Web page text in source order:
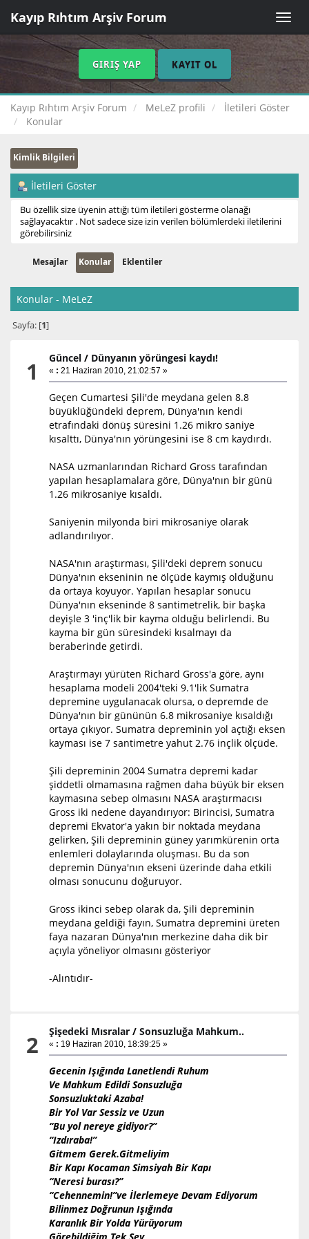
Toggle
Kayıp Rıhtım Arşiv Forum
GIRIŞ YAP KAYIT OL
Kayıp Rıhtım Arşiv Forum MeLeZ profili
İletileri Göster
Konular
Kimlik Bilgileri
İletileri Göster
Bu özellik size üyenin attığı tüm iletileri gösterme olanağı
sağlayacaktır . Not sadece size izin verilen bölümlerdeki iletilerini
görebilirsiniz
Mesajlar Konular Eklentiler
Konular - MeLeZ
Sayfa: [1]
1 Güncel / Dünyanın yörüngesi kaydı!
« : 21 Haziran 2010, 21:02:57 »
Geçen Cumartesi Şili'de meydana gelen 8.8
büyüklüğündeki deprem, Dünya'nın kendi
etrafındaki dönüş süresini 1.26 mikro saniye
kısalttı, Dünya'nın yörüngesini ise 8 cm kaydırdı.
NASA uzmanlarından Richard Gross tarafından
yapılan hesaplamalara göre, Dünya'nın bir günü
1.26 mikrosaniye kısaldı.
Saniyenin milyonda biri mikrosaniye olarak
adlandırılıyor.
NASA'nın araştırması, Şili'deki deprem sonucu
Dünya'nın ekseninin ne ölçüde kaymış olduğunu
da ortaya koyuyor. Yapılan hesaplar sonucu
Dünya'nın ekseninde 8 santimetrelik, bir başka
deyişle 3 'inç'lik bir kayma olduğu belirlendi. Bu
kayma bir gün süresindeki kısalmayı da
beraberinde getirdi.
Araştırmayı yürüten Richard Gross'a göre, aynı
hesaplama modeli 2004'teki 9.1'lik Sumatra
depremine uygulanacak olursa, o depremde de
Dünya'nın bir gününün 6.8 mikrosaniye kısaldığı
ortaya çıkıyor. Sumatra depreminin yol açtığı eksen
kayması ise 7 santimetre yahut 2.76 inçlik ölçüde.
Şili depreminin 2004 Sumatra depremi kadar
şiddetli olmamasına rağmen daha büyük bir eksen
kaymasına sebep olmasını NASA araştırmacısı
Gross iki nedene dayandırıyor: Birincisi, Sumatra
depremi Ekvator'a yakın bir noktada meydana
gelirken, Şili depreminin güney yarımkürenin orta
enlemleri dolaylarında oluşması. Bu da son
depremin Dünya'nın ekseni üzerinde daha etkili
olması sonucunu doğuruyor.
Gross ikinci sebep olarak da, Şili depreminin
meydana geldiği fayın, Sumatra depremini üreten
faya nazaran Dünya'nın merkezine daha dik bir
açıyla yöneliyor olmasını gösteriyor
-Alıntıdır-
2 Şişedeki Mısralar /Sonsuzluğa Mahkum..
« : 19 Haziran 2010, 18:39:25 »
Gecenin Işığında Lanetlendi Ruhum
Ve Mahkum Edildi Sonsuzluğa
Sonsuzluktaki Azaba!
Bir Yol Var Sessiz ve Uzun
“Bu yol nereye gidiyor?”
“Izdıraba!”
Gitmem Gerek.Gitmeliyim
Bir Kapı Kocaman Simsiyah Bir Kapı
“Neresi burası?”
“Cehennemin!”ve İlerlemeye Devam Ediyorum
Bilinmez Doğrunun Işığında
Karanlık Bir Yolda Yürüyorum